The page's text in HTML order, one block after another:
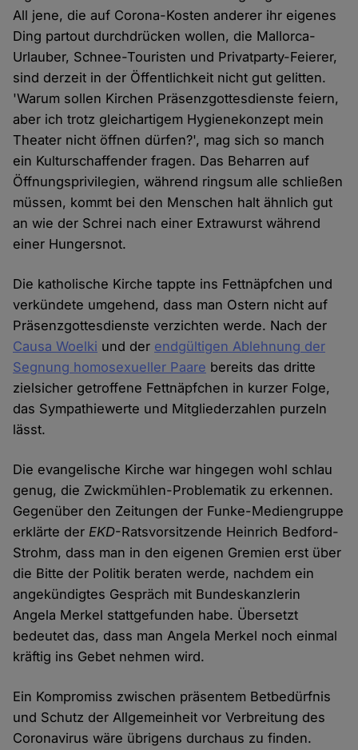
All jene, die auf Corona-Kosten anderer ihr eigenes
Ding partout durchdrücken wollen, die Mallorca-
Urlauber, Schnee-Touristen und Privatparty-Feierer,
sind derzeit in der Öffentlichkeit nicht gut gelitten.
'Warum sollen Kirchen Präsenzgottesdienste feiern,
aber ich trotz gleichartigem Hygienekonzept mein
Theater nicht öffnen dürfen?', mag sich so manch
ein Kulturschaffender fragen. Das Beharren auf
Öffnungsprivilegien, während ringsum alle schließen
müssen, kommt bei den Menschen halt ähnlich gut
an wie der Schrei nach einer Extrawurst während
einer Hungersnot.
Die katholische Kirche tappte ins Fettnäpfchen und
verkündete umgehend, dass man Ostern nicht auf
Präsenzgottesdienste verzichten werde. Nach der
Causa Woelki und der endgültigen Ablehnung der
Segnung homosexueller Paare bereits das dritte
zielsicher getroffene Fettnäpfchen in kurzer Folge,
das Sympathiewerte und Mitgliederzahlen purzeln
lässt.
Die evangelische Kirche war hingegen wohl schlau
genug, die Zwickmühlen-Problematik zu erkennen.
Gegenüber den Zeitungen der Funke-Mediengruppe
erklärte derEKD-Ratsvorsitzende Heinrich Bedford-
Strohm, dass man in den eigenen Gremien erst über
die Bitte der Politik beraten werde, nachdem ein
angekündigtes Gespräch mit Bundeskanzlerin
Angela Merkel stattgefunden habe. Übersetzt
bedeutet das, dass man Angela Merkel noch einmal
kräftig ins Gebet nehmen wird.
Ein Kompromiss zwischen präsentem Betbedürfnis
und Schutz der Allgemeinheit vor Verbreitung des
Coronavirus wäre übrigens durchaus zu finden.